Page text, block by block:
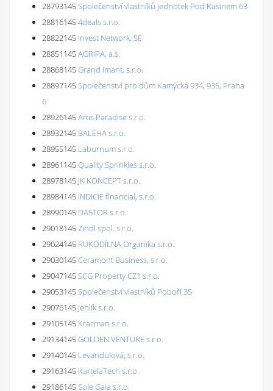
28793145Společenství vlastníků jednotek Pod Kasinem 63
288161454deals s.r.o.
28822145 Invest Network, SE
28851145AGRIPA, a.s.
28868145Grand Imant, s.r.o.
28897145Společenství pro dům Kamýcká 934, 935, Praha
6
28926145Artis Paradise s.r.o.
28932145 BALEHA s.r.o.
28955145 Laburnum s.r.o.
28961145Quality Sprinkles s.r.o.
28978145 JK KONCEPT s.r.o.
28984145 INDICIE financial, s.r.o.
28990145 DASTOR s.r.o.
29018145Zindl spol. s r.o.
29024145 RUKODÍLNA Organika s.r.o.
29030145Ceramont Business, s.r.o.
29047145SCG Property CZ1 s.r.o.
29053145Společenství vlastníků Poboří 35
29076145 Jehlík s.r.o.
29105145 Kracman s.r.o.
29134145GOLDEN VENTURE s.r.o.
29140145 Levandulová, s.r.o.
29163145 KartelaTech s.r.o.
29186145Sole Gaia s.r.o.